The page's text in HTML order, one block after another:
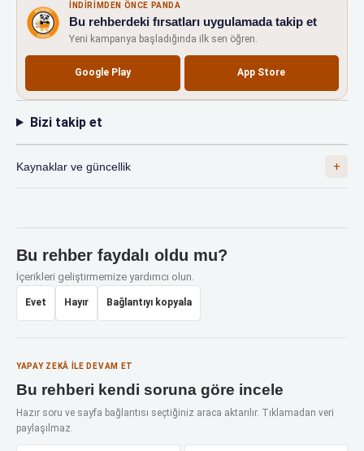
İNDIRIMDEN ÖNCE PANDA
Bu rehberdeki fırsatları uygulamada takip et
Yeni kampanya başladığında ilk sen öğren.
Google Play App Store
Bizi takip et
Kaynaklar ve güncellik
Bu rehber faydalı oldu mu?
İçerikleri geliştirmemize yardımcı olun.
Evet Hayır Bağlantıyı kopyala
YAPAY ZEKÂ ILE DEVAM ET
Bu rehberi kendi soruna göre incele
Hazır soru ve sayfa bağlantısı seçtiğiniz araca aktarılır. Tıklamadan veri
paylaşılmaz.